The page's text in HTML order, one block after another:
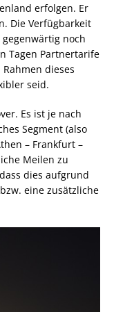
erfolgen. Er
Die Verfügbarkeit
noch
Tagen Partnertarife
dieses
seid.
Es ist je nach
Segment (also
– Frankfurt –
Meilen zu
dies aufgrund
eine zusätzliche